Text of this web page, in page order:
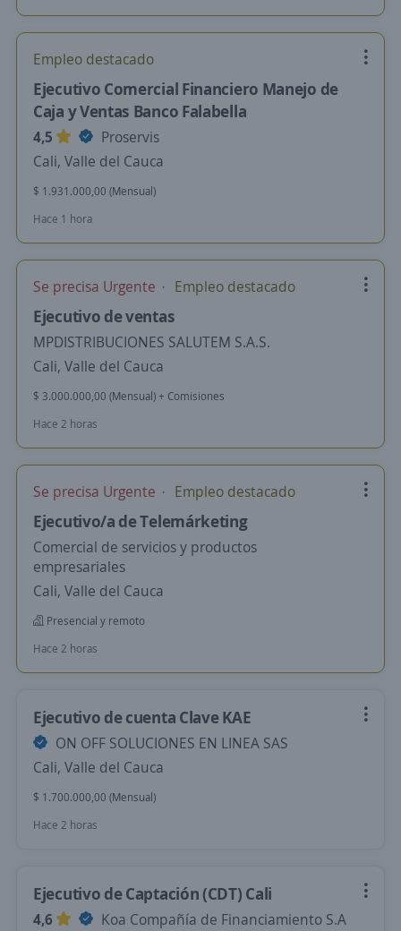
Empleo destacado
Ejecutivo Comercial Financiero Manejo de
Caja y Ventas Banco Falabella
4,5
Proservis
Cali, Valle del Cauca
$ 1.931.000,00 (Mensual)
Hace 1 hora
Se precisa Urgente Empleo destacado
Ejecutivo de ventas
MPDISTRIBUCIONES SALUTEM S.A.S.
Cali, Valle del Cauca
$ 3.000.000,00 (Mensual) + Comisiones
Hace 2 horas
Se precisa Urgente Empleo destacado
Ejecutivo/a de Telemárketing
Comercial de servicios y productos
empresariales
Cali, Valle del Cauca
Presencial y remoto
Hace 2 horas
Ejecutivo de cuenta Clave KAE
ON OFF SOLUCIONES EN LINEA SAS
Cali, Valle del Cauca
$ 1.700.000,00 (Mensual)
Hace 2 horas
Ejecutivo de Captación (CDT) Cali
4,6 Koa Compañía de Financiamiento S.A